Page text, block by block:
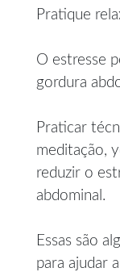
Pratique
O estresse
gordura
Praticar
meditação,
reduzir o
abdominal.
Essas são
para ajudar